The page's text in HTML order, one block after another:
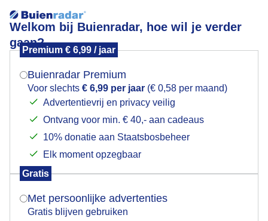
Welkom bij Buienradar, hoe wil je verder
gaan?
Premium € 6,99 / jaar
Buienradar Premium
Voor slechts € 6,99 per jaar (€ 0,58 per maand)
Advertentievrij en privacy veilig
Ontvang voor min. € 40,- aan cadeaus
10% donatie aan Staatsbosbeheer
Elk moment opzegbaar
Gratis
Met persoonlijke advertenties
Gratis blijven gebruiken
Begin van de maansverduistering
Mogen we je locatie gebruiken voor het
Indien je hier nog geen akkoord op hebt gegeven,
verschijnt er zo een pop-up uit je browser waarin
Is goed, toon de popup